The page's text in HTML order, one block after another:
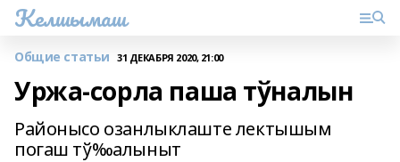
Келшымаш
Общие статьи 31 ДЕКАБРЯ 2020, 21:00
Уржа-сорла паша тўналын
Районысо озанлыклаште лектышым
погаш тў‰алыныт